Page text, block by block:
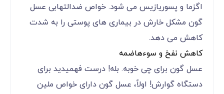
اگزما و پسوریازیس می شود. خواص ضدالتهابی عسل
گون مشکل خارش در بیماری های پوستی را به شدت
کاهش می دهد.
کاهش نفخ و سوءهاضمه
عسل گون برای چی خوبه. بله! درست فهمیدید برای
دستگاه گوارش! اولاً، عسل گون دارای خواص ملین